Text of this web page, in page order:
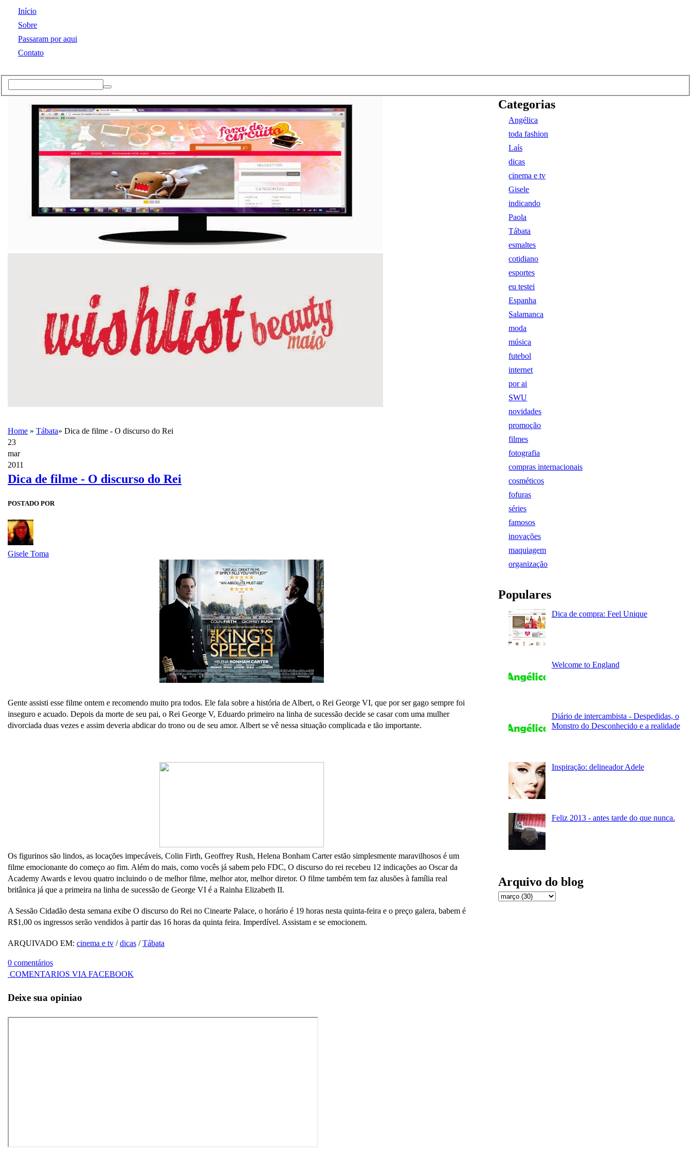
Início
Sobre
Passaram por aqui
Contato
Home » Tábata» Dica de filme - O discurso do Rei
23
mar
2011
Dica de filme - O discurso do Rei
POSTADO POR
Gisele Toma
Gente assisti esse filme ontem e recomendo muito pra todos. Ele fala sobre a história de Albert, o Rei George VI, que por ser gago sempre foi
inseguro e acuado. Depois da morte de seu pai, o Rei George V, Eduardo primeiro na linha de sucessão decide se casar com uma mulher
divorciada duas vezes e assim deveria abdicar do trono ou de seu amor. Albert se vê nessa situação complicada e tão importante.
Os figurinos são lindos, as locações impecáveis, Colin Firth, Geoffrey Rush, Helena Bonham Carter estão simplesmente maravilhosos é um
filme emocionante do começo ao fim. Além do mais, como vocês já sabem pelo FDC, O discurso do rei recebeu 12 indicações ao Oscar da
Academy Awards e levou quatro incluindo o de melhor filme, melhor ator, melhor diretor. O filme também tem faz alusões à família real
britânica já que a primeira na linha de sucessão de George VI é a Rainha Elizabeth II.
A Sessão Cidadão desta semana exibe O discurso do Rei no Cinearte Palace, o horário é 19 horas nesta quinta-feira e o preço galera, babem é
R$1,00 os ingressos serão vendidos à partir das 16 horas da quinta feira. Imperdível. Assistam e se emocionem.
ARQUIVADO EM: cinema e tv /dicas /Tábata
0 comentários
COMENTARIOS VIA FACEBOOK
Deixe sua opiniao
Categorias
Angélica
toda fashion
Laís
dicas
cinema e tv
Gisele
indicando
Paola
Tábata
esmaltes
cotidiano
esportes
eu testei
Espanha
Salamanca
moda
música
futebol
internet
por ai
SWU
novidades
promoção
filmes
fotografia
compras internacionais
cosméticos
fofuras
séries
famosos
inovações
maquiagem
organização
Populares
Dica de compra: Feel Unique
Welcome to England
Diário de intercambista - Despedidas, o
Monstro do Desconhecido e a realidade
Inspiração: delineador Adele
Feliz 2013 - antes tarde do que nunca.
Arquivo do blog